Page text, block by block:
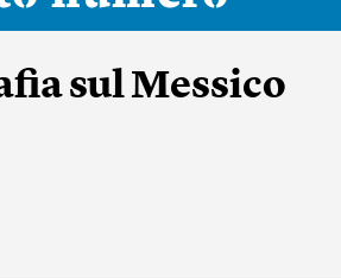
sul Messico